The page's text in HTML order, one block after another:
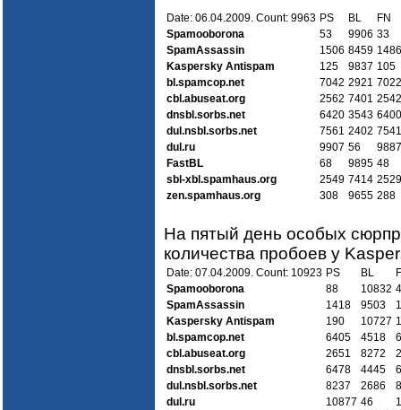
Date: 06.04.2009. Count: 9963 PS BL
FN
Spamooborona
53 9906 33
SpamAssassin
1506 8459 1486
Kaspersky Antispam
125 9837 105
bl.spamcop.net
7042 2921 7022
cbl.abuseat.org
2562 7401 2542
dnsbl.sorbs.net
6420 3543 6400
dul.nsbl.sorbs.net
7561 2402 7541
dul.ru
9907 56
9887
FastBL
68 9895 48
sbl-xbl.spamhaus.org
2549 7414 2529
zen.spamhaus.org
308 9655 288
На пятый день особых
количества пробоев у
Date: 07.04.2009. Count: 10923 PS BL
Spamooborona
88 10832
SpamAssassin
1418 9503
Kaspersky Antispam
190 10727
bl.spamcop.net
6405 4518
cbl.abuseat.org
2651 8272
dnsbl.sorbs.net
6478 4445
dul.nsbl.sorbs.net
8237 2686
dul.ru
10877 46